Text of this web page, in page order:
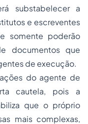
substabelecer a
e escreventes
somente poderão
documentos que
de execução.
do agente de
cautela, pois a
que o próprio
mais complexas,